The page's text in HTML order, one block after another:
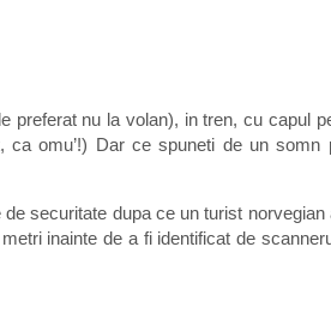
preferat nu la volan), in tren, cu capul
omu’!) Dar ce spuneti de un somn
securitate dupa ce un turist norvegian
inainte de a fi identificat de